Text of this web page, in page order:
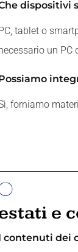
dispositivi
PC, tablet o
un PC
forniamo
e
contenuti dei